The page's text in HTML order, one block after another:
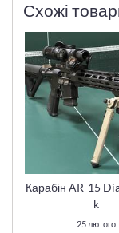
Схожі
Карабін AR-15
k
25 лютого